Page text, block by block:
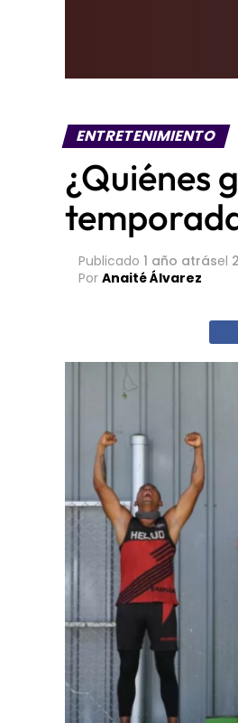
ENTRETENIMIENTO
¿Quiénes
Publicado 1 año atrásel
Por Anaité Álvarez